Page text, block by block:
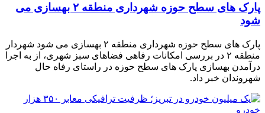
پارک های سطح حوزه شهرداری منطقه ۲ بهسازی می
شود
پارک های سطح حوزه شهرداری منطقه ۲ بهسازی می شود شهردار
منطقه ۲ در بررسی امکانات رفاهی فضاهای سبز شهری، از به اجرا
درآمدن بهسازی پارک های سطح حوزه در راستای رفاه حال
شهروندان خبر داد.